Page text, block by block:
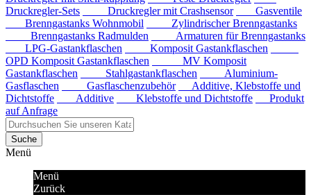
Druckregler-Sets
Druckregler mit Crashsensor
Gasventile
Brenngastanks Wohnmobil
Zylindrischer Brenngastanks
Brenngastanks Radmulden
Armaturen für Brenngastanks
LPG-Gastankflaschen
Komposit Gastankflaschen
OPD Komposit Gastankflaschen
MV Komposit
Gastankflaschen
Stahlgastankflaschen
Aluminium-
Gasflaschen
Gasflaschenzubehör
Additive, Klebstoffe und
Dichtstoffe
Additive Klebstoffe und Dichtstoffe
Produkt
auf Anfrage
Suche
Menü
Menü
Zurück